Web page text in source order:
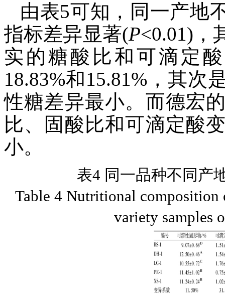
由表5可知，同一产地
指标差异显著(P<0.01)，
实的糖酸比和可滴定
18.83%和15.81%，其次
性糖差异最小。而德宏
比、固酸比和可滴定酸
小。
表4 同一品种不同产
Table 4 Nutritional composition
variety samples